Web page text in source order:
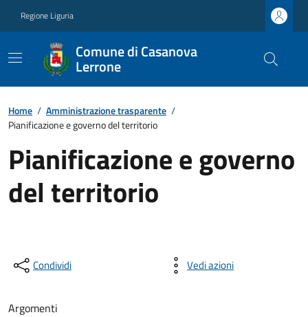
Regione Liguria
Comune di Casanova
Lerrone
Home / Amministrazione trasparente /
Pianificazione e governo del territorio
Pianificazione e governo
del territorio
Condividi Vedi azioni
Argomenti